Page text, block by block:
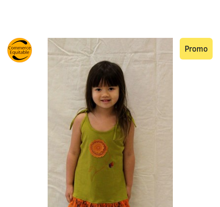
Promo